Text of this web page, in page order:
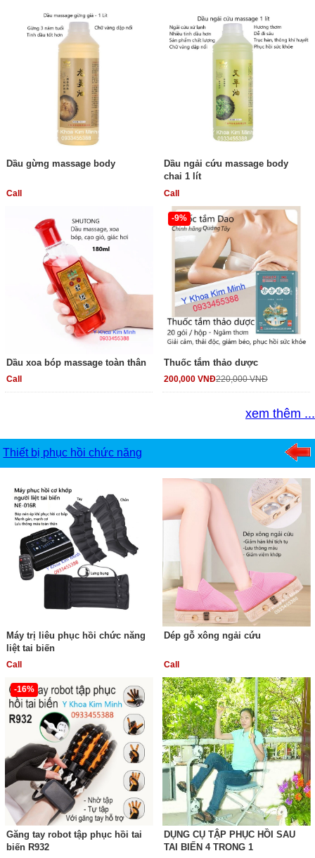
Dầu gừng massage body
Call
Dầu ngải cứu massage body
chai 1 lít
Call
Dầu xoa bóp massage toàn thân
Call
-9%
Thuốc tắm thảo dược
200,000 VNĐ220,000 VNĐ
xem thêm ...
Thiết bị phục hồi chức năng
Máy trị liêu phục hồi chức năng
liệt tai biến
Call
Dép gỗ xông ngải cứu
Call
-16%
Găng tay robot tập phục hồi tai
biến R932
DỤNG CỤ TẬP PHỤC HỒI SAU
TAI BIẾN 4 TRONG 1